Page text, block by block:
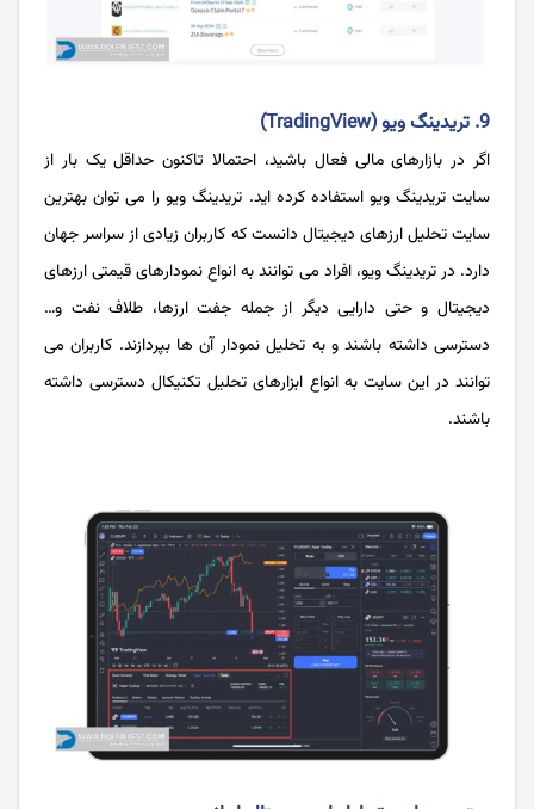
9. تریدینگ ویو (TradingView)
اگر در بازارهای مالی فعال باشید، احتمالا تاکنون حداقل یک بار از
سایت تریدینگ ویو استفاده کرده اید. تریدینگ ویو را می توان بهترین
سایت تحلیل ارزهای دیجیتال دانست که کاربران زیادی از سراسر جهان
دارد. در تریدینگ ویو، افراد می توانند به انواع نمودارهای قیمتی ارزهای
دیجیتال و حتی دارایی دیگر از جمله جفت ارزها، طلاف نفت و…
دسترسی داشته باشند و به تحلیل نمودار آن ها بپردازند. کاربران می
توانند در این سایت به انواع ابزارهای تحلیل تکنیکال دسترسی داشته
باشند.